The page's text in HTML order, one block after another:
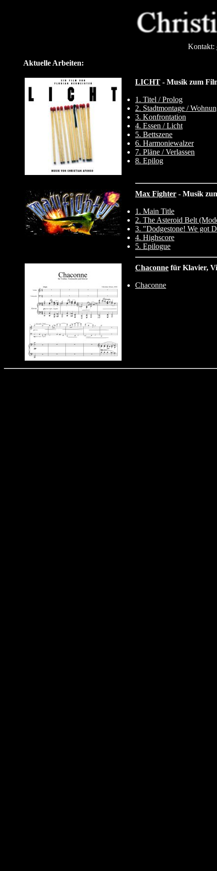
Kontakt:
Aktuelle Arbeiten:
LICHT - Musik zum
1. Titel / Prolog
2. Stadtmontage /
3. Konfrontation
4. Essen / Licht
5. Bettszene
6. Harmoniewalzer
7. Pläne / Verlassen
8. Epilog
Max Fighter - Musik
1. Main Title
2. The Asteroid Belt
3. "Dodgestone! We got
4. Highscore
5. Epilogue
Chaconne für Klavier,
Chaconne